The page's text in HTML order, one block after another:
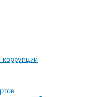
коррупции